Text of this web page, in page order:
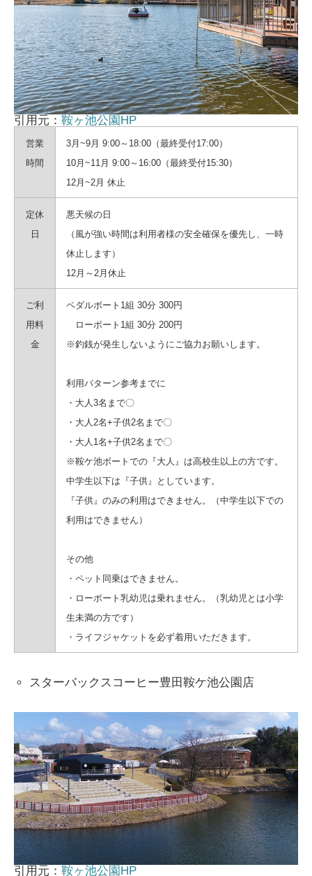
引用元： 鞍ヶ池公園HP
営業
時間
3月~9月 9:00～18:00（最終受付17:00）
10月~11月 9:00～16:00（最終受付15:30）
12月~2月 休止
定休
日
悪天候の日
（風が強い時間は利用者様の安全確保を優先し、一時
休止します）
12月～2月休止
ご利
用料
金
ペダルボート1組 30分 300円
ローボート1組 30分 200円
※釣銭が発生しないようにご協力お願いします。
利用パターン参考までに
・大人3名まで〇
・大人2名+子供2名まで〇
・大人1名+子供2名まで〇
※鞍ケ池ボートでの『大人』は高校生以上の方です。
中学生以下は『子供』としています。
『子供』のみの利用はできません。（中学生以下での
利用はできません）
その他
・ペット同乗はできません。
・ローボート乳幼児は乗れません。（乳幼児とは小学
生未満の方です）
・ライフジャケットを必ず着用いただきます。
スターバックスコーヒー豊田鞍ケ池公園店
引用元： 鞍ヶ池公園HP